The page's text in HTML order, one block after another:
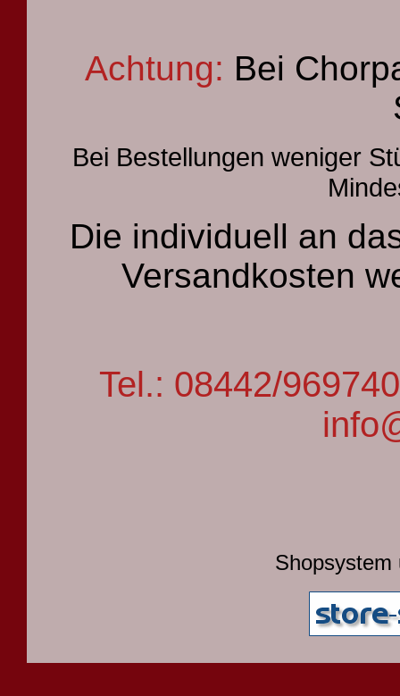
Achtung: Bei
Bei Bestellungen weniger
Die individuell an
Versandkosten
Tel.: 08442/